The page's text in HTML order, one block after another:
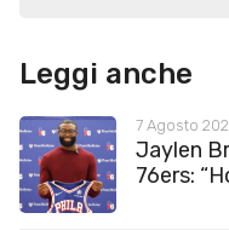
Leggi anche
7 Agosto
Jaylen
76ers: